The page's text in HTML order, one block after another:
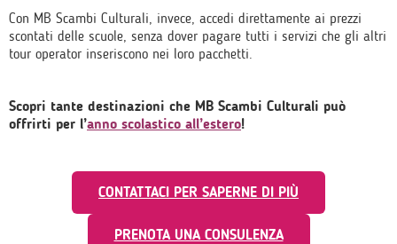
Con MB Scambi Culturali, invece, accedi direttamente ai prezzi
scontati delle scuole, senza dover pagare tutti i servizi che gli altri
tour operator inseriscono nei loro pacchetti.
Scopri tante destinazioni che MB Scambi Culturali può
offrirti per l’anno scolastico all’estero!
CONTATTACI PER SAPERNE DI PIÙ
PRENOTA UNA CONSULENZA